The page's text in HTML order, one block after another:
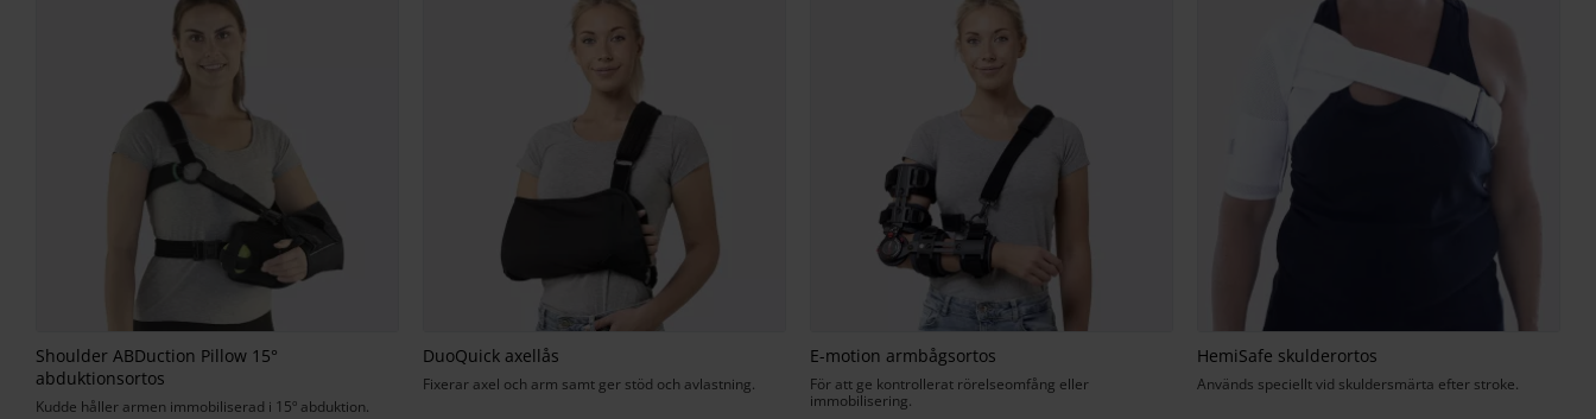
Shoulder ABDuction Pillow 15°
abduktionsortos
Kudde håller armen immobiliserad i 15º abduktion.
DuoQuick axellås
Fixerar axel och arm samt ger stöd och avlastning.
E-motion armbågsortos
För att ge kontrollerat rörelseomfång eller
immobilisering.
HemiSafe skulderortos
Används speciellt vid skuldersmärta efter stroke.